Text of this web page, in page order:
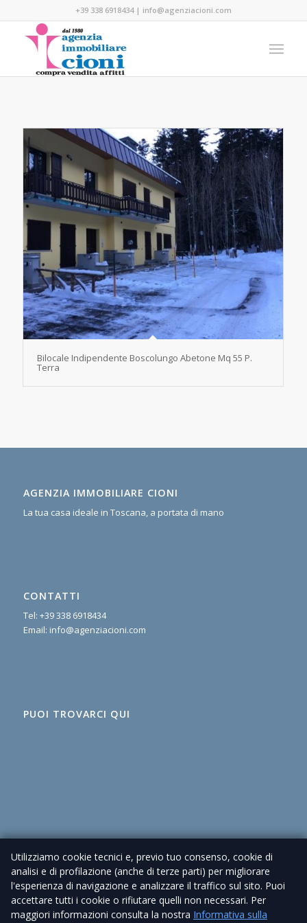
+39 338 6918434| info@agenziacioni.com
Bilocale Indipendente Boscolungo Abetone Mq 55 P.
Terra
AGENZIA IMMOBILIARE CIONI
La tua casa ideale in Toscana, a portata di mano
CONTATTI
Tel: +39 338 6918434
Email: info@agenziacioni.com
PUOI TROVARCI QUI
Utilizziamo cookie tecnici e, previo tuo consenso, cookie di
analisi e di profilazione (anche di terze parti) per migliorare
l'esperienza di navigazione e analizzare il traffico sul sito. Puoi
accettare tutti i cookie o rifiutare quelli non necessari. Per
maggiori informazioni consulta la nostra Informativa sulla